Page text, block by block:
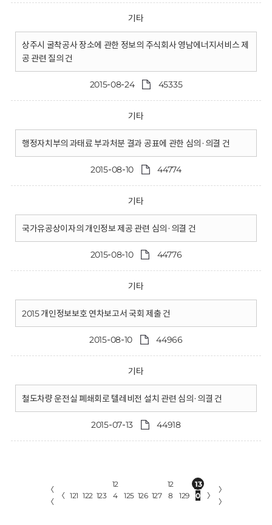
기타
상주시 굴착공사 장소에 관한 정보의 주식회사 영남에너지서비스 제
공 관련 질의 건
2015-08-24 45335
기타
행정자치부의 과태료 부과처분 결과 공표에 관한 심의·의결 건
2015-08-10 44774
기타
국가유공상이자의 개인정보 제공 관련 심의·의결 건
2015-08-10 44776
기타
2015 개인정보보호 연차보고서 국회 제출 건
2015-08-10 44966
기타
철도차량 운전실 폐쇄회로 텔레비전 설치 관련 심의·의결 건
2015-07-13 44918
〈
〈
〈 121 122 123
12
4
125 126 127
12
8
129
13
0
〉
〉
〉